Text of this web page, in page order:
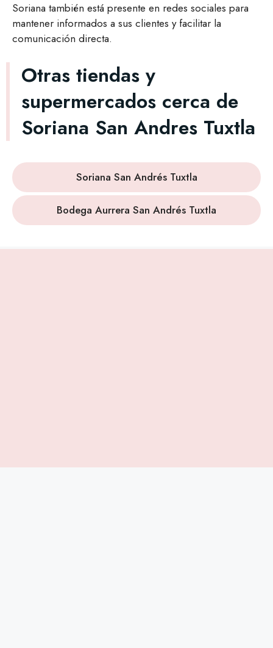
Soriana también está presente en redes sociales para
mantener informados a sus clientes y facilitar la
comunicación directa.
Otras tiendas y
supermercados cerca de
Soriana San Andres Tuxtla
Soriana San Andrés Tuxtla
Bodega Aurrera San Andrés Tuxtla